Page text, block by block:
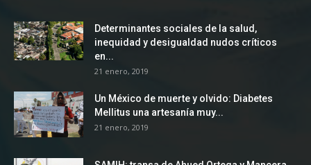
Determinantes sociales de la salud,
inequidad y desigualdad nudos críticos
en...
21 enero, 2019
Un México de muerte y olvido: Diabetes
Mellitus una artesanía muy...
21 enero, 2019